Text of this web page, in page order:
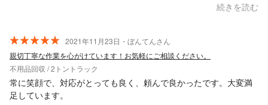
続きを読む
2021年11月23日・ぼんてんさん
親切丁寧な作業を心がけています！お気軽にご相談ください。
不用品回収 / 2トントラック
常に笑顔で、対応がとっても良く、頼んで良かったです。大変満
足しています。